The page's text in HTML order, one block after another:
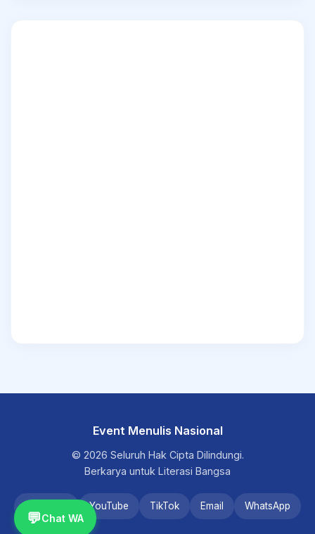
Event Menulis Nasional
© 2026 Seluruh Hak Cipta Dilindungi.
Berkarya untuk Literasi Bangsa
YouTube TikTok Email WhatsApp
💬Chat WA